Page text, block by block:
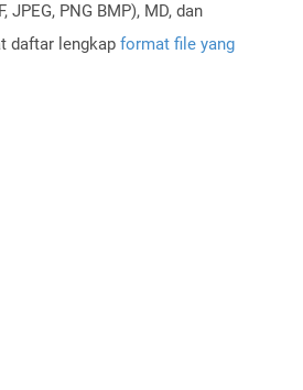
JPEG, PNG BMP), MD, dan
daftar lengkap format file yang